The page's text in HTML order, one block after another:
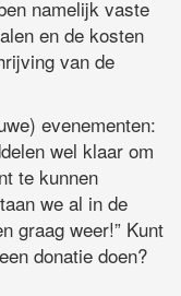
namelijk vaste
en de kosten
van de
evenementen:
wel klaar om
te kunnen
we al in de
graag weer!” Kunt
donatie doen?